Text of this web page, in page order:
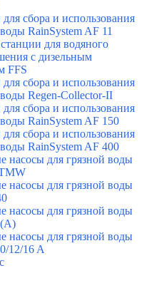
сбора и использования
RainSystem AF 11
для водяного
с дизельным
FFS
сбора и использования
Regen-Collector-II
сбора и использования
RainSystem AF 150
сбора и использования
RainSystem AF 400
насосы для грязной воды
насосы для грязной воды
насосы для грязной воды
насосы для грязной воды
12/16 A